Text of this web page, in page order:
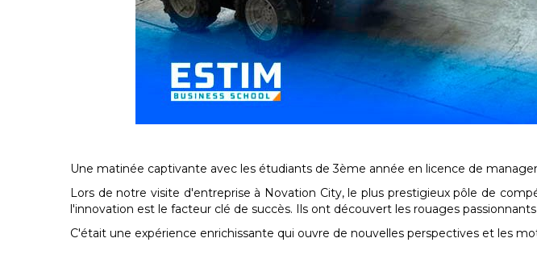
Une matinée captivante avec les étudiants de 3ème année en licence de
Lors de notre visite d'entreprise à Novation City, le plus prestigieux pôle de
l'innovation est le facteur clé de succès. Ils ont découvert les rouages
C'était une expérience enrichissante qui ouvre de nouvelles perspectives et les